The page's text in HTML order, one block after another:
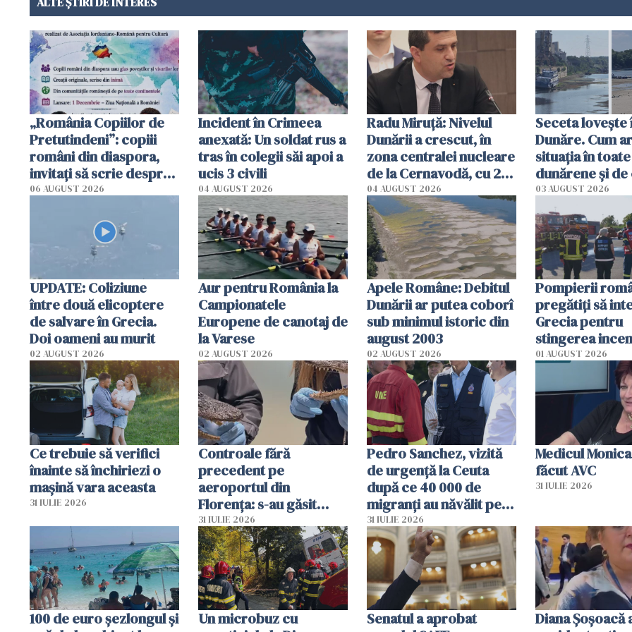
„România Copiilor de
Pretutindeni”: copiii
români din diaspora,
invitați să scrie despre
România într-un volum
06 AUGUST 2026
Incident în Crimeea
anexată: Un soldat rus a
tras în colegii săi apoi a
ucis 3 civili
04 AUGUST 2026
Radu Miruţă: Nivelul
Dunării a crescut, în
zona centralei nucleare
de la Cernavodă, cu 2
cm faţă de ziua trecută
04 AUGUST 2026
Seceta
Dunăre. Cum
situația în
dunărene și de
România
efectele, deși a
în iulie
03 AUGUST 2026
UPDATE: Coliziune
între două elicoptere
de salvare în Grecia.
Doi oameni au murit
02 AUGUST 2026
Aur pentru România la
Campionatele
Europene de canotaj de
la Varese
02 AUGUST 2026
Apele Române: Debitul
Dunării ar putea coborî
sub minimul istoric din
august 2003
02 AUGUST 2026
Pompierii
pregătiţi să
Grecia pentru
stingerea
01 AUGUST 2026
Ce trebuie să verifici
înainte să închiriezi o
mașină vara aceasta
31 IULIE 2026
Controale fără
precedent pe
aeroportul din
Florența: s-au găsit
capete de aligator și o
sumă imensă de bani
31 IULIE 2026
Pedro Sanchez, vizită
de urgență la Ceuta
după ce 40 000 de
migranți au năvălit pe
teritoriul spaniol: „Vom
mobiliza toate
resursele"
31 IULIE 2026
Medicul
făcut AVC
31 IULIE 2026
100 de euro șezlongul și
Un microbuz cu
Senatul a aprobat
Diana Șoșoacă